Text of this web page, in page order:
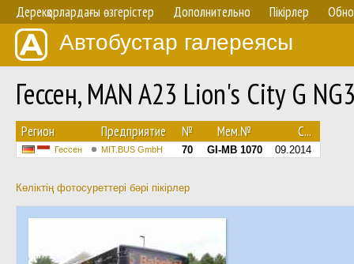
Дерекқорлардағы өзгерістер Дополнительно Пікірлер
Автобустар галереясы
Гессен, MAN A23 Lion's City G
Регион Предприятие № Мем.№ С...
Гессен MIT.BUS GmbH 70 GI-MB 1070 09.2014
Көліктің фотосуреттері бәрі пікірлер